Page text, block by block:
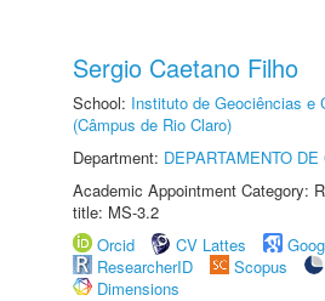
Sergio Caetano Filho
School: Instituto de Geociências e
(Câmpus de Rio Claro)
Department: DEPARTAMENTO
Academic Appointment Category:
title: MS-3.2
Orcid
CV Lattes
ResearcherID
Scopus
Dimensions